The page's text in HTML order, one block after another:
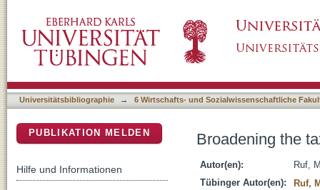
Universitätsbibliographie → 6 Wirtschafts- und Sozialwissenschaftliche
Broadening the
Autor(en):
Ruf,
Tübinger Autor(en):
Ruf,
PUBLIKATION MELDEN
Hilfe und Informationen